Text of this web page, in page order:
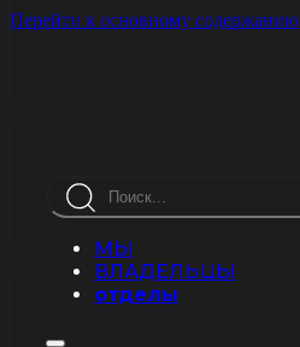
Перейти к основному содержанию
Поиск
МЫ
ВЛАДЕЛЬЦЫ
отделы